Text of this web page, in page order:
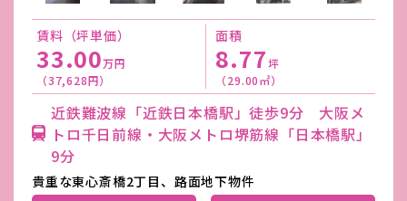
賃料（坪単価）
33.00万円
（37,628円）
面積
8.77坪
（29.00㎡）
近鉄難波線「近鉄日本橋駅」徒歩9分 大阪メ
トロ千日前線・大阪メトロ堺筋線「日本橋駅」
9分
貴重な東心斎橋2丁目、路面地下物件